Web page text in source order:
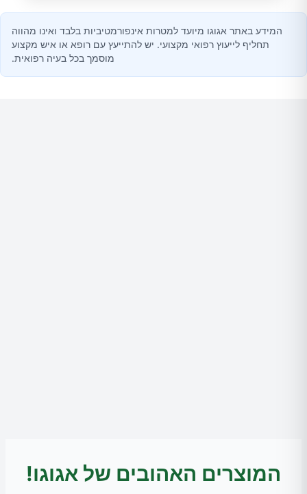
המידע באתר אגוגו מיועד למטרות אינפורמטיביות בלבד ואינו מהווה
תחליף לייעוץ רפואי מקצועי. יש להתייעץ עם רופא או איש מקצוע
מוסמך בכל בעיה רפואית.
המוצרים האהובים של אגוגו!